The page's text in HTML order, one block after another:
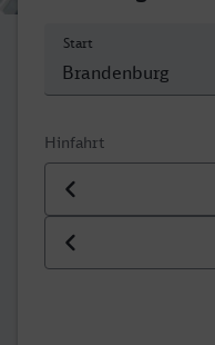
Start
Hinfahrt
Datum der Hinfahrt
Uhrzeit der Hinfahrt